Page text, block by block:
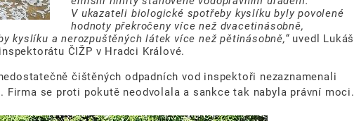
V ukazateli biologické spotřeby kyslíku byly povolené
hodnoty překročeny více než dvacetinásobně,
kyslíku a nerozpuštěných látek více než pětinásobně,“ uvedl Lukáš
ČIŽP v Hradci Králové.
čištěných odpadních vod inspektoři nezaznamenali
Firma se proti pokutě neodvolala a sankce tak nabyla právní moci.